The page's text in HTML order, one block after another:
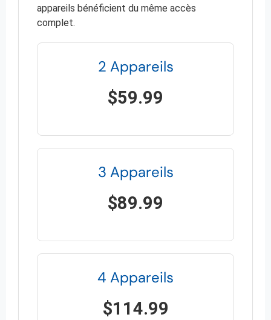
appareils bénéficient du même accès
complet.
2 Appareils
$59.99
3 Appareils
$89.99
4 Appareils
$114.99